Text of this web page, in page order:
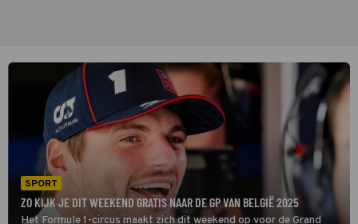
SPORT
ZO KIJK JE DIT WEEKEND GRATIS NAAR DE GP VAN BELGIË 2025
Het Formule 1-circus maakt zich dit weekend op voor de Grand